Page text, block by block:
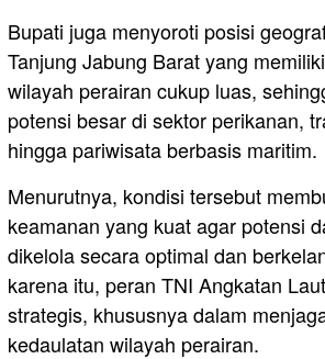
Bupati juga menyoroti posisi
Tanjung Jabung Barat yang
wilayah perairan cukup luas,
potensi besar di sektor perikanan,
hingga pariwisata berbasis maritim.
Menurutnya, kondisi tersebut
keamanan yang kuat agar potensi
dikelola secara optimal dan
karena itu, peran TNI Angkatan
strategis, khususnya dalam
kedaulatan wilayah perairan.